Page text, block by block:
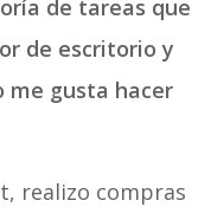
de tareas que
de escritorio y
gusta hacer
realizo compras